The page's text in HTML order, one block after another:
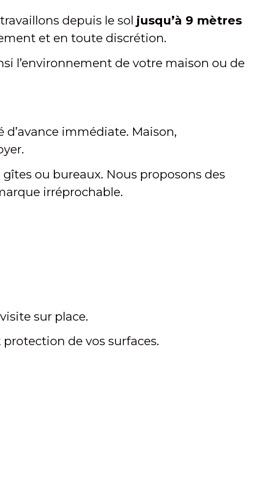
depuis le sol jusqu’à 9 mètres
et en toute discrétion.
l’environnement de votre maison ou de
d’avance immédiate. Maison,
ou bureaux. Nous proposons des
irréprochable.
sur place.
protection de vos surfaces.